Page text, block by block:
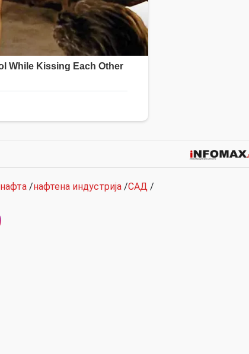
нафта /нафтена индустрија /САД /